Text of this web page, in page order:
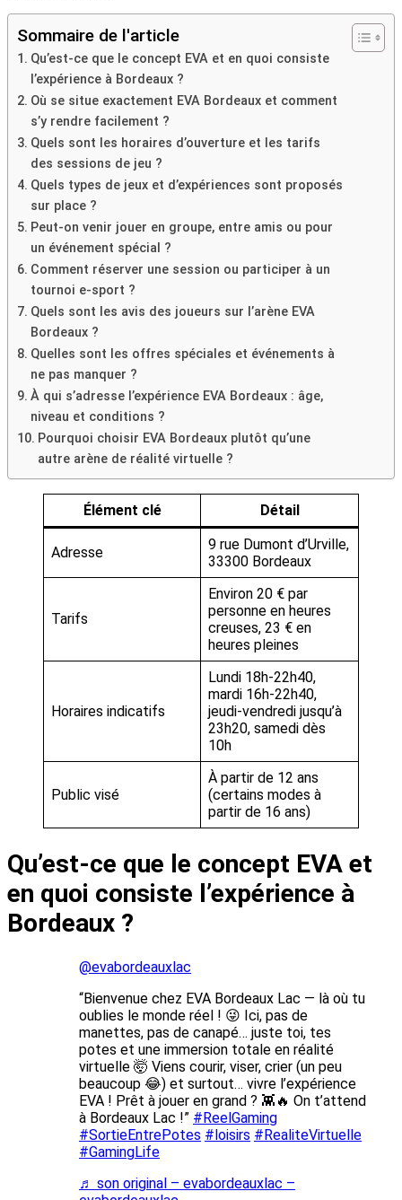
Sommaire de l'article
Qu’est-ce que le concept EVA et en quoi consiste
l’expérience à Bordeaux ?
Où se situe exactement EVA Bordeaux et comment
s’y rendre facilement ?
Quels sont les horaires d’ouverture et les tarifs
des sessions de jeu ?
Quels types de jeux et d’expériences sont proposés
sur place ?
Peut-on venir jouer en groupe, entre amis ou pour
un événement spécial ?
Comment réserver une session ou participer à un
tournoi e-sport ?
Quels sont les avis des joueurs sur l’arène EVA
Bordeaux ?
Quelles sont les offres spéciales et événements à
ne pas manquer ?
À qui s’adresse l’expérience EVA Bordeaux : âge,
niveau et conditions ?
Pourquoi choisir EVA Bordeaux plutôt qu’une
autre arène de réalité virtuelle ?
Élément clé Détail
Adresse
9 rue Dumont d’Urville,
33300 Bordeaux
Tarifs
Environ 20 € par
personne en heures
creuses, 23 € en
heures pleines
Horaires indicatifs
Lundi 18h-22h40,
mardi 16h-22h40,
jeudi-vendredi jusqu’à
23h20, samedi dès
10h
Public visé
À partir de 12 ans
(certains modes à
partir de 16 ans)
Qu’est-ce que le concept EVA et
en quoi consiste l’expérience à
Bordeaux ?
@evabordeauxlac
“Bienvenue chez EVA Bordeaux Lac — là où tu
oublies le monde réel ! 😜 Ici, pas de
manettes, pas de canapé… juste toi, tes
potes et une immersion totale en réalité
virtuelle 🤯 Viens courir, viser, crier (un peu
beaucoup 😂) et surtout… vivre l’expérience
EVA ! Prêt à jouer en grand ? 👾🔥 On t’attend
à Bordeaux Lac !” #ReelGaming
#SortieEntrePotes #loisirs #RealiteVirtuelle
#GamingLife
♬ son original – evabordeauxlac –